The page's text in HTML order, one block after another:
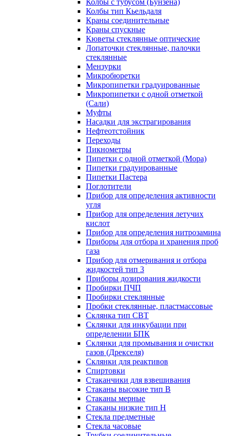
Колбы с тубусом (Бунзена)
Колбы тип Кьельдаля
Краны соединительные
Краны спускные
Кюветы стеклянные оптические
Лопаточки стеклянные, палочки
стеклянные
Мензурки
Микробюретки
Микропипетки градуированные
Микропипетки с одной отметкой
(Сали)
Муфты
Насадки для экстрагирования
Нефтеотстойник
Переходы
Пикнометры
Пипетки с одной отметкой (Мора)
Пипетки градуированные
Пипетки Пастера
Поглотители
Прибор для определения активности
угля
Прибор для определения летучих
кислот
Прибор для определения нитрозамина
Приборы для отбора и хранения проб
газа
Прибор для отмеривания и отбора
жидкостей тип 3
Приборы дозирования жидкости
Пробирки ПЧП
Пробирки стеклянные
Пробки стеклянные, пластмассовые
Склянка тип СВТ
Склянки для инкубации при
определении БПК
Склянки для промывания и очистки
газов (Дрекселя)
Склянки для реактивов
Спиртовки
Стаканчики для взвешивания
Стаканы высокие тип В
Стаканы мерные
Стаканы низкие тип Н
Стекла предметные
Стекла часовые